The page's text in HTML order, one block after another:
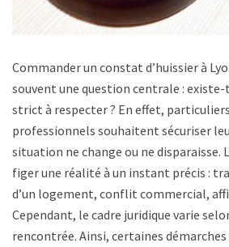
Commander un constat d’huissier à
souvent une question centrale :
strict à respecter ? En effet,
professionnels souhaitent sécuriser
situation ne change ou ne disparaisse.
figer une réalité à un instant précis :
d’un logement, conflit commercial,
Cependant, le cadre juridique varie
rencontrée. Ainsi, certaines